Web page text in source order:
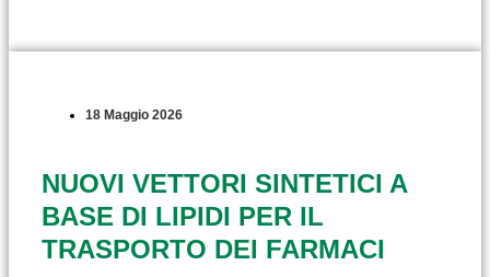
18 Maggio 2026
NUOVI VETTORI SINTETICI A
BASE DI LIPIDI PER IL
TRASPORTO DEI FARMACI